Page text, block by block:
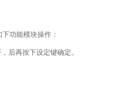
功能模块操作：
后再按下设定键确定。